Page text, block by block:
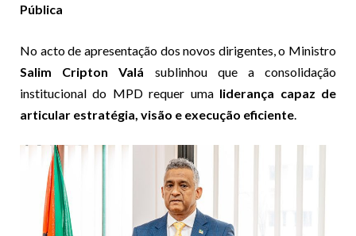
Pública
No acto de apresentação dos novos dirigentes, o Ministro
Salim Cripton Valá sublinhou que a consolidação
institucional do MPD requer uma liderança capaz de
articular estratégia, visão e execução eficiente